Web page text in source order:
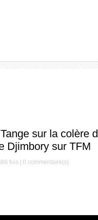
sur la colère
Djimbory sur TFM
fois |0 commentaire(s)